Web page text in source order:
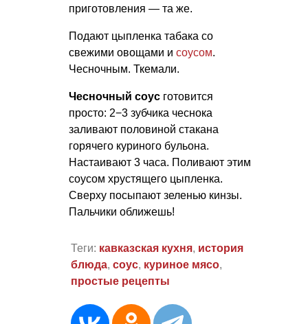
приготовления — та же.
Подают цыпленка табака со
свежими овощами и соусом.
Чесночным. Ткемали.
Чесночный соус готовится
просто: 2−3 зубчика чеснока
заливают половиной стакана
горячего куриного бульона.
Настаивают 3 часа. Поливают этим
соусом хрустящего цыпленка.
Сверху посыпают зеленью кинзы.
Пальчики оближешь!
Теги: кавказская кухня, история
блюда, соус, куриное мясо,
простые рецепты